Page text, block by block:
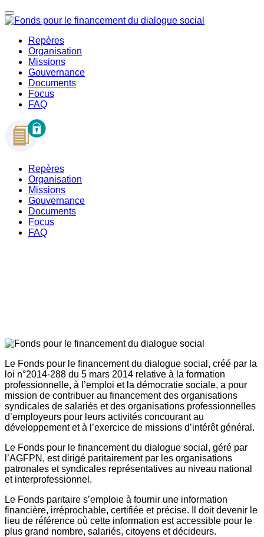
Repères
Organisation
Missions
Gouvernance
Documents
Focus
FAQ
Repères
Organisation
Missions
Gouvernance
Documents
Focus
FAQ
Le Fonds pour le financement du dialogue social, créé par la
loi n°2014-288 du 5 mars 2014 relative à la formation
professionnelle, à l’emploi et la démocratie sociale, a pour
mission de contribuer au financement des organisations
syndicales de salariés et des organisations professionnelles
d’employeurs pour leurs activités concourant au
développement et à l’exercice de missions d’intérêt général.
Le Fonds pour le financement du dialogue social, géré par
l’AGFPN, est dirigé paritairement par les organisations
patronales et syndicales représentatives au niveau national
et interprofessionnel.
Le Fonds paritaire s’emploie à fournir une information
financière, irréprochable, certifiée et précise. Il doit devenir le
lieu de référence où cette information est accessible pour le
plus grand nombre, salariés, citoyens et décideurs.